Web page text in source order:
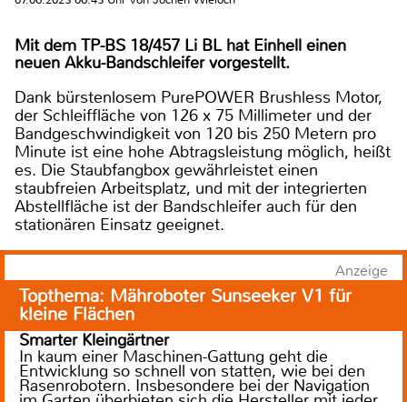
Mit dem TP-BS 18/457 Li BL hat Einhell einen
neuen Akku-Bandschleifer vorgestellt.
Dank bürstenlosem PurePOWER Brushless Motor,
der Schleiffläche von 126 x 75 Millimeter und der
Bandgeschwindigkeit von 120 bis 250 Metern pro
Minute ist eine hohe Abtragsleistung möglich, heißt
es. Die Staubfangbox gewährleistet einen
staubfreien Arbeitsplatz, und mit der integrierten
Abstellfläche ist der Bandschleifer auch für den
stationären Einsatz geeignet.
Anzeige
Topthema: Mähroboter Sunseeker V1 für
kleine Flächen
Smarter Kleingärtner
In kaum einer Maschinen-Gattung geht die
Entwicklung so schnell von statten, wie bei den
Rasenrobotern. Insbesondere bei der Navigation